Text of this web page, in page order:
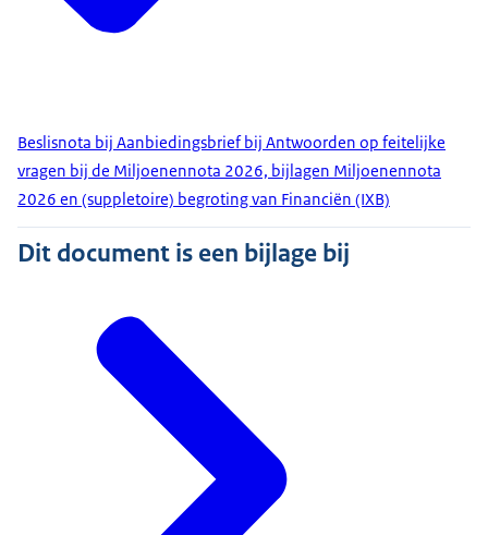
Beslisnota bij Aanbiedingsbrief bij Antwoorden op feitelijke
vragen bij de Miljoenennota 2026, bijlagen Miljoenennota
2026 en (suppletoire) begroting van Financiën (IXB)
Dit document is een bijlage bij